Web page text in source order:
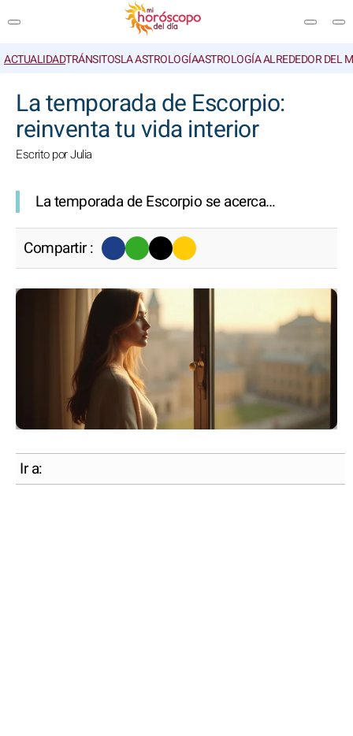
ACTUALIDADTRÁNSITOSLA ASTROLOGÍAASTROLOGÍA ALREDEDOR DEL
La temporada de Escorpio:
reinventa tu vida interior
Escrito por Julia
La temporada de Escorpio se acerca…
Compartir :
Ir a: